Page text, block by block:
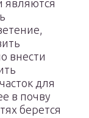
являются
внести
для
в почву
берется